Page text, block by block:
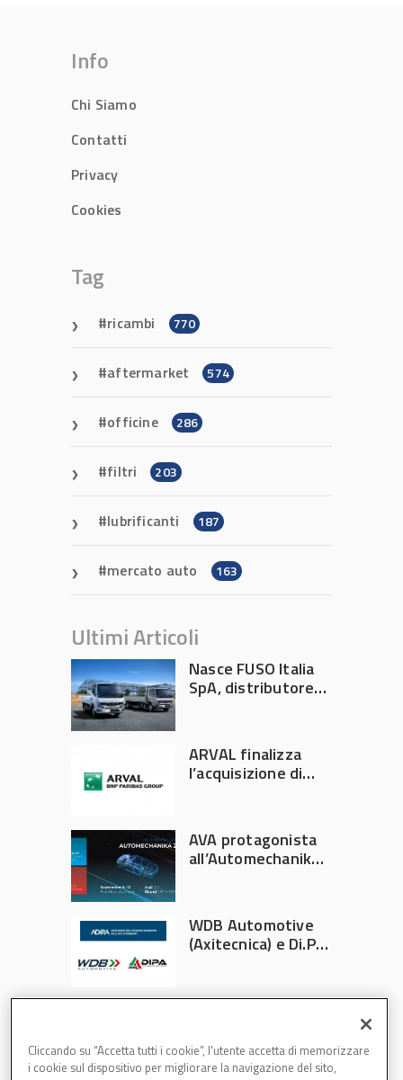
Info
Chi Siamo
Contatti
Privacy
Cookies
Tag
ricambi 770
aftermarket 574
officine 286
filtri 203
lubrificanti 187
mercato auto 163
Ultimi Articoli
Nasce FUSO Italia
SpA, distributore
ARVAL finalizza
l’acquisizione di
AVA protagonista
all’Automechanika
WDB Automotive
(Axitecnica) e Di.Pa.
Cliccando su “Accetta tutti i cookie”, l'utente accetta di memorizzare
i cookie sul dispositivo per migliorare la navigazione del sito,